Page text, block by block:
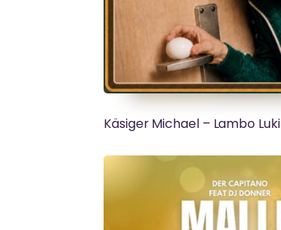
Käsiger Michael – Lambo Luki